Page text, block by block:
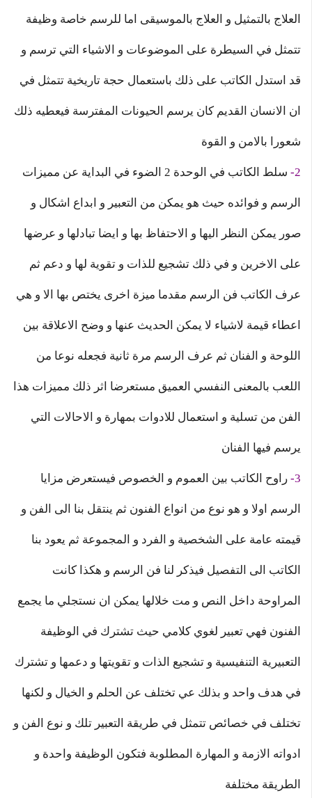
العلاج بالتمثيل و العلاج بالموسيقى اما للرسم خاصة وظيفة
تتمثل في السيطرة على الموضوعات و الاشياء التي ترسم و
قد استدل الكاتب على ذلك باستعمال حجة تاريخية تتمثل في
ان الانسان القديم كان يرسم الحيونات المفترسة فيعطيه ذلك
شعورا بالامن و القوة
2- سلط الكاتب في الوحدة 2 الضوء في البداية عن مميزات
الرسم و فوائده حيث هو يمكن من التعبير و ابداع اشكال و
صور يمكن النظر اليها و الاحتفاظ بها و ايضا تبادلها و عرضها
على الاخرين و في ذلك تشجيع للذات و تقوية لها و دعم ثم
عرف الكاتب فن الرسم مقدما ميزة اخرى يختص بها الا و هي
اعطاء قيمة لاشياء لا يمكن الحديث عنها و وضح الاعلاقة بين
اللوحة و الفنان ثم عرف الرسم مرة ثانية فجعله نوعا من
اللعب بالمعنى النفسي العميق مستعرضا اثر ذلك مميزات هذا
الفن من تسلية و استعمال للادوات بمهارة و الاحالات التي
يرسم فيها الفنان
3- راوح الكاتب بين العموم و الخصوص فيستعرض مزايا
الرسم اولا و هو نوع من انواع الفنون ثم ينتقل بنا الى الفن و
قيمته عامة على الشخصية و الفرد و المجموعة ثم يعود بنا
الكاتب الى التفصيل فيذكر لنا فن الرسم و هكذا كانت
المراوحة داخل النص و مت خلالها يمكن ان نستجلي ما يجمع
الفنون فهي تعبير لغوي كلامي حيث تشترك في الوظيفة
التعبيرية التنفيسية و تشجيع الذات و تقويتها و دعمها و تشترك
في هدف واحد و بذلك عي تختلف عن الحلم و الخيال و لكنها
تختلف في خصائص تتمثل في طريقة التعبير تلك و نوع الفن و
ادواته الازمة و المهارة المطلوبة فتكون الوظيفة واحدة و
الطريقة مختلفة